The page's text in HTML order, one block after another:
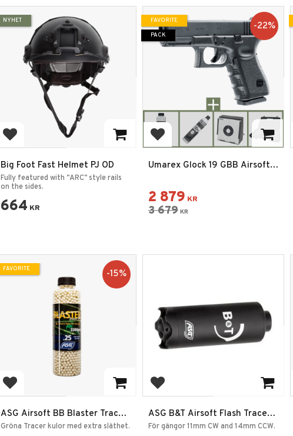
Add to favorites
Big Foot Fast Helmet PJ OD
Fully featured with "ARC" style rails
on the sides.
664 KR
NYHET
Add to favorites
Umarex Glock 19 GBB Airsoft
2 879 KR
3 679 KR
22%
FAVORITE
PACK
Add to favorites
ASG Airsoft BB Blaster Tracer
Grön 3300 skott
Gröna Tracer kulor med extra släthet.
15%
FAVORITE
Add to favorites
ASG B&T Airsoft Flash Tracer
Unit
För gängor 11mm CW and 14mm CCW.